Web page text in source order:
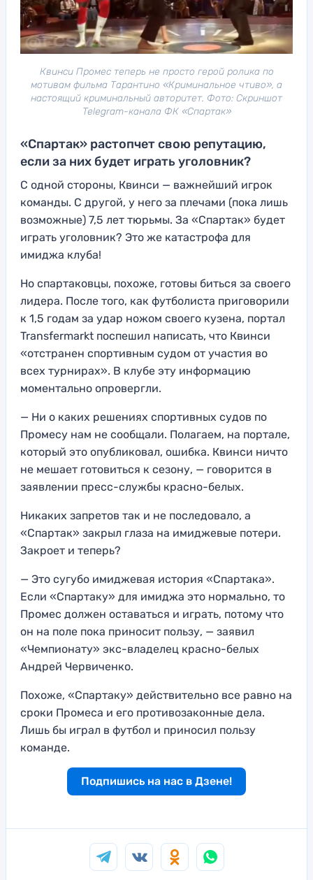
Квинси Промес теперь не просто герой ролика по
мотивам фильма Тарантино «Криминальное чтиво», а
настоящий криминальный авторитет. Фото: Скриншот
Telegram-канала ФК «Спартак»
«Спартак» растопчет свою репутацию,
если за них будет играть уголовник?
С одной стороны, Квинси — важнейший игрок
команды. С другой, у него за плечами (пока лишь
возможные) 7,5 лет тюрьмы. За «Спартак» будет
играть уголовник? Это же катастрофа для
имиджа клуба!
Но спартаковцы, похоже, готовы биться за своего
лидера. После того, как футболиста приговорили
к 1,5 годам за удар ножом своего кузена, портал
Transfermarkt поспешил написать, что Квинси
«отстранен спортивным судом от участия во
всех турнирах». В клубе эту информацию
моментально опровергли.
— Ни о каких решениях спортивных судов по
Промесу нам не сообщали. Полагаем, на портале,
который это опубликовал, ошибка. Квинси ничто
не мешает готовиться к сезону, — говорится в
заявлении пресс-службы красно-белых.
Никаких запретов так и не последовало, а
«Спартак» закрыл глаза на имиджевые потери.
Закроет и теперь?
— Это сугубо имиджевая история «Спартака».
Если «Спартаку» для имиджа это нормально, то
Промес должен оставаться и играть, потому что
он на поле пока приносит пользу, — заявил
«Чемпионату» экс-владелец красно-белых
Андрей Червиченко.
Похоже, «Спартаку» действительно все равно на
сроки Промеса и его противозаконные дела.
Лишь бы играл в футбол и приносил пользу
команде.
Подпишись на нас в Дзене!